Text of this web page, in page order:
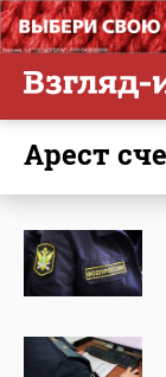
арест